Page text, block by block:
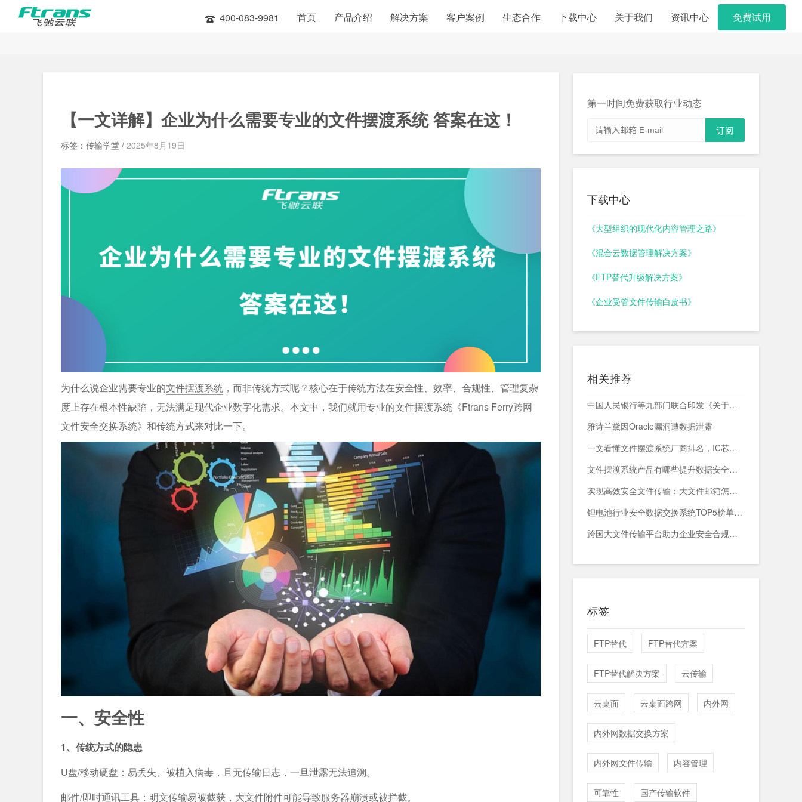
400-083-9981 首页 产品介绍 解决方案 客户案例 生态合作 下载中心 关于我们 资讯中心 免费试用
【一文详解】企业为什么需要专业的文件摆渡系统答案在这！
标签：传输学堂 / 2025年8月19日
为什么说企业需要专业的文件摆渡系统 ，而非传统方式呢？核心在于传统方法在安全性、效率、合规性、管理复杂
度上存在根本性缺陷，无法满足现代企业数字化需求。本文中，我们就用专业的文件摆渡系统 《Ftrans Ferry跨网
文件安全交换系统》 和传统方式来对比一下。
一、安全性
1、传统方式的隐患
U盘/移动硬盘：易丢失、被植入病毒，且无传输日志，一旦泄露无法追溯。
邮件/即时通讯工具：明文传输易被截获，大文件附件可能导致服务器崩溃或被拦截。
第一时间免费获取行业动态
下载中心
《大型组织的现代化内容管理之路》
《混合云数据管理解决方案》
《FTP替代升级解决方案》
《企业受管文件传输白皮书》
相关推荐
中国人民银行等九部门联合印发《关于加强科技金融领域数据开发利用的通知》
雅诗兰黛因Oracle漏洞遭数据泄露
一文看懂文件摆渡系统厂商排名，IC芯片企业跨网交换首选方案
文件摆渡系统产品有哪些提升数据安全与传输效率的关键解决方案
实现高效安全文件传输：大文件邮箱怎么发送的创新解决方案
锂电池行业安全数据交换系统TOP5榜单：谁能守住数据生命线？
跨国大文件传输平台助力企业安全合规管理与高效数据流转
标签
FTP替代 FTP替代方案
FTP替代解决方案 云传输
云桌面 云桌面跨网 内外网
内外网数据交换方案
内外网文件传输 内容管理
可靠性 国产传输软件